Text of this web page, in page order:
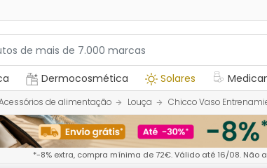
Dermocosmética Solares
de alimentação Louça Chicco Vaso
*-8% extra, compra mínima de 72€. Válido até 16/08. Não